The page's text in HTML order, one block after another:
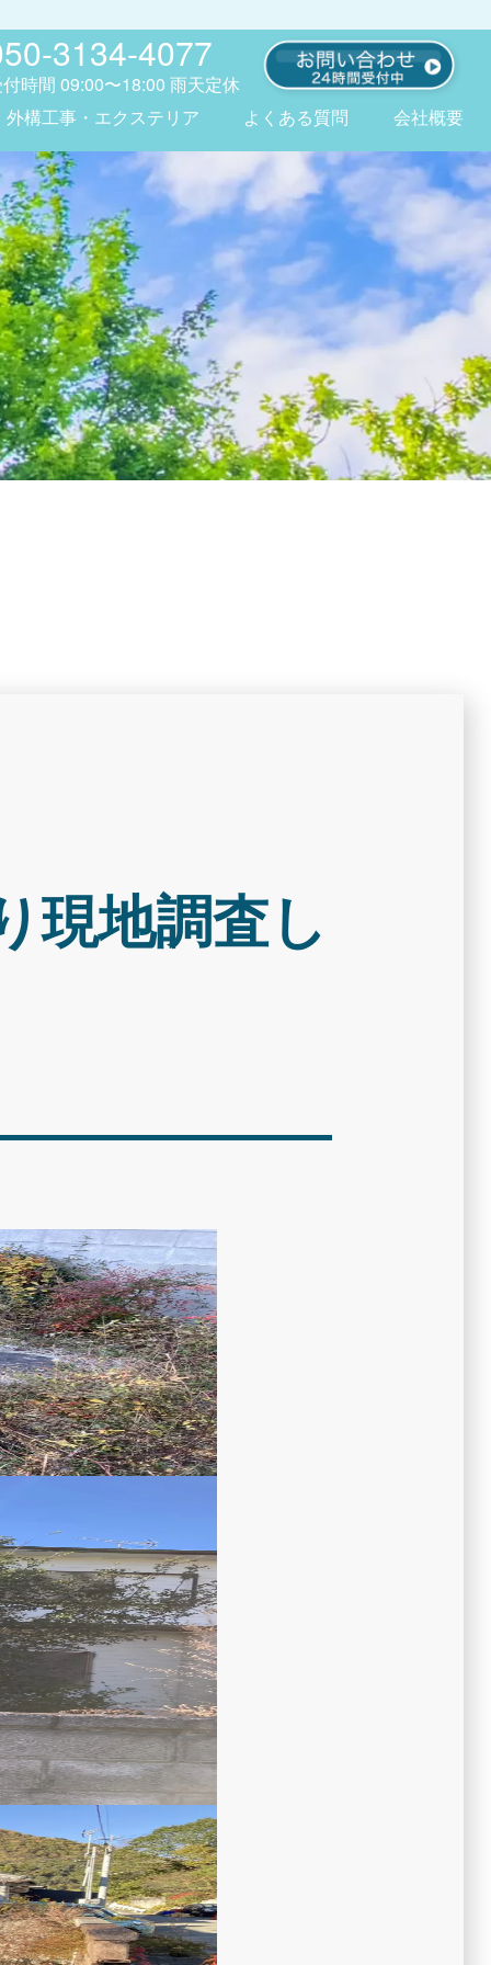
3134-4077
付時間09:00〜18:00 雨天定休
外構工事・エクステリア
よくある質問 会社概要
現地調査し